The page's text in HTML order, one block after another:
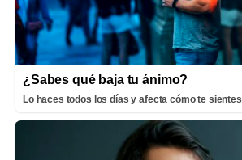
¿Sabes qué baja tu ánimo?
Lo haces todos los días y afecta cómo te sientes